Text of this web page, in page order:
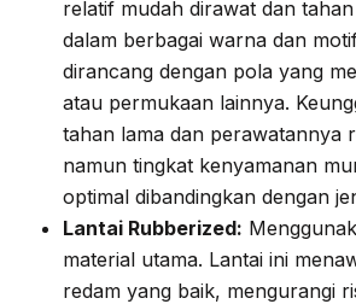
relatif mudah dirawat dan
dalam berbagai warna dan
dirancang dengan pola yang
atau permukaan lainnya.
tahan lama dan perawatannya
namun tingkat kenyamanan
optimal dibandingkan dengan
Lantai Rubberized:
material utama. Lantai ini
redam yang baik, mengurangi